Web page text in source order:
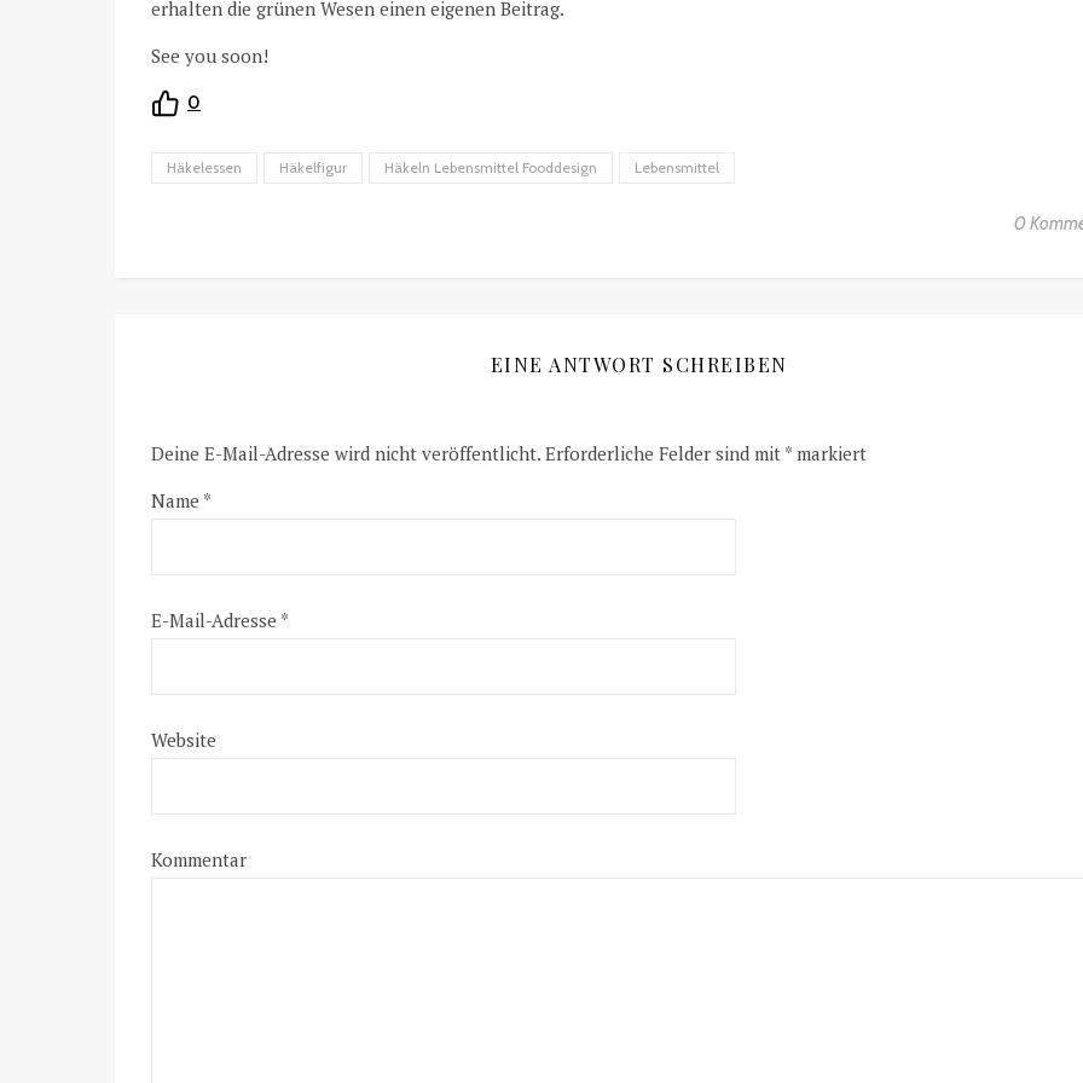
erhalten die grünen Wesen einen eigenen Beitrag.
See you soon!
0
Häkelessen Häkelfigur Häkeln Lebensmittel Fooddesign Lebensmittel
0
EINE ANTWORT SCHREIBEN
Deine E-Mail-Adresse wird nicht veröffentlicht. Erforderliche Felder sind mit * markiert
Name *
E-Mail-Adresse *
Website
Kommentar